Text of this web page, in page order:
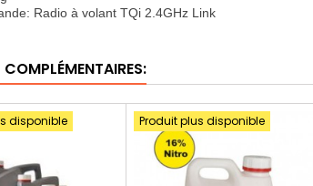
Radio à volant TQi 2.4GHz Link
disponible Produit plus disponible